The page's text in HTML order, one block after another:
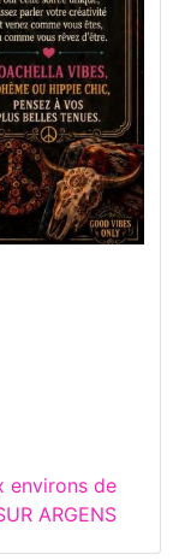
environs de
ARGENS